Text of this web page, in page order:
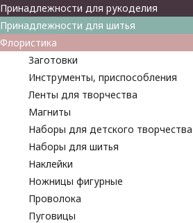
Принадлежности для рукоделия
Принадлежности для шитья
Флористика
Заготовки
Инструменты, приспособления
Ленты для творчества
Магниты
Наборы для детского творчества
Наборы для шитья
Наклейки
Ножницы фигурные
Проволока
Пуговицы